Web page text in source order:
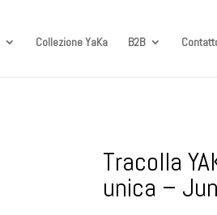
Collezione YaKa B2B
Tracolla
unica –